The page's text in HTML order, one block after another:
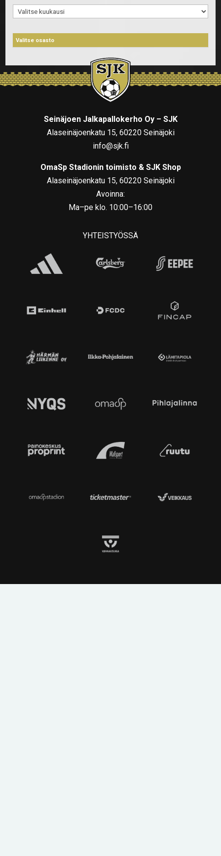
Arkistot
Seinäjoen Jalkapallokerho Oy – SJK
Alaseinäjoenkatu 15, 60220 Seinäjoki
info@sjk.fi
OmaSp Stadionin toimisto & SJK Shop
Alaseinäjoenkatu 15, 60220 Seinäjoki
Avoinna:
Ma–pe klo. 10:00–16:00
YHTEISTYÖSSÄ